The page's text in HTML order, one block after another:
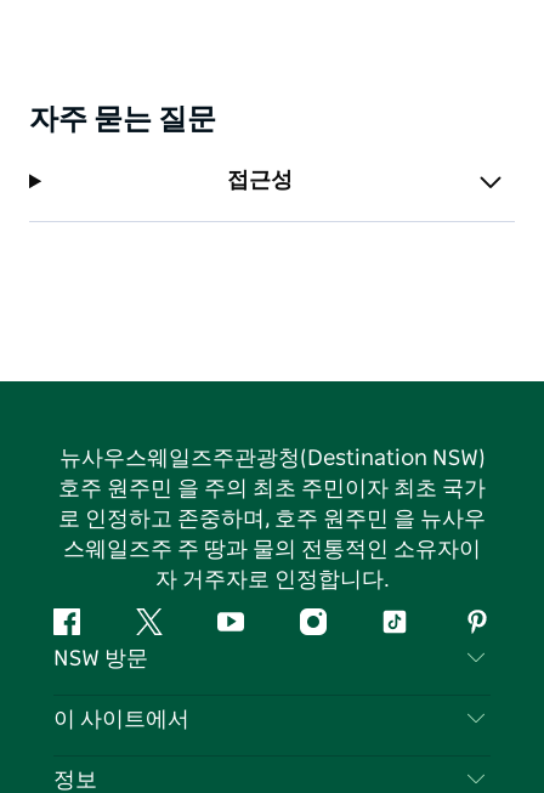
자주 묻는 질문
접근성
뉴사우스웨일즈주관광청(Destination NSW)
호주 원주민 을 주의 최초 주민이자 최초 국가
로 인정하고 존중하며, 호주 원주민 을 뉴사우
스웨일즈주 주 땅과 물의 전통적인 소유자이
자 거주자로 인정합니다.
페
이
북
지
다
유
인
틱
핀
터
스
NSW 방문
문의하기
이 사이트에서
목적지
정보